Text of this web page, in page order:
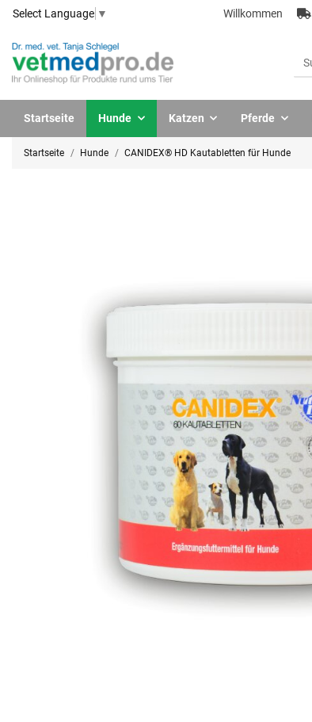
Select Language ▼ Willkommen
Hunde Katzen Pferde
Startseite
Startseite Hunde CANIDEX® HD Kautabletten für Hunde